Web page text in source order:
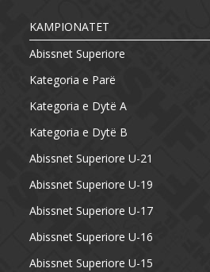
KAMPIONATET
Abissnet Superiore
Kategoria e Parë
Kategoria e Dytë A
Kategoria e Dytë B
Abissnet Superiore U-21
Abissnet Superiore U-19
Abissnet Superiore U-17
Abissnet Superiore U-16
Abissnet Superiore U-15